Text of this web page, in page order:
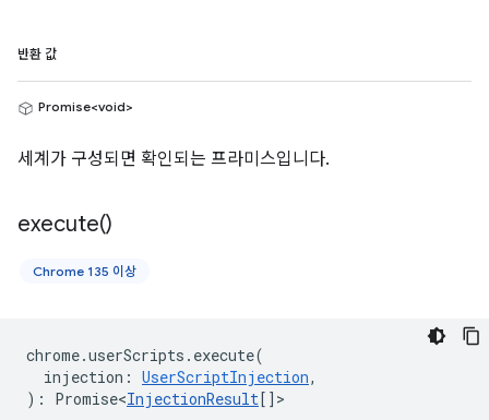
반환 값
Promise<void>
세계가 구성되면 확인되는 프라미스입니다.
execute()
Chrome 135 이상
chrome.userScripts . execute(
injection : UserScriptInjection,
) : Promise<InjectionResult [] >